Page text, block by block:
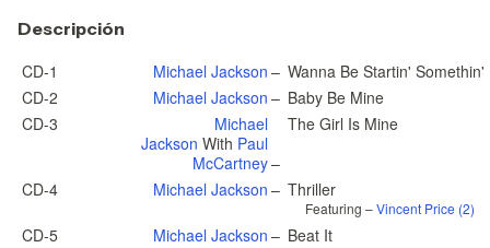
Descripción
CD-1
Michael Jackson – Wanna Be Startin' Somethin'
CD-2
Michael Jackson – Baby Be Mine
CD-3
Michael
Jackson With Paul
McCartney–
The Girl Is Mine
CD-4 Michael Jackson – Thriller
Featuring –Vincent Price (2)
CD-5 Michael Jackson – Beat It